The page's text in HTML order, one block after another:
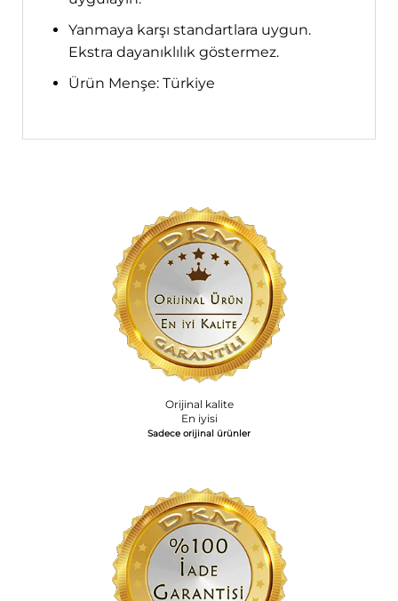
Yanmaya karşı standartlara uygun.
Ekstra dayanıklılık göstermez.
Ürün Menşe: Türkiye
Orijinal kalite
En iyisi
Sadece orijinal ürünler